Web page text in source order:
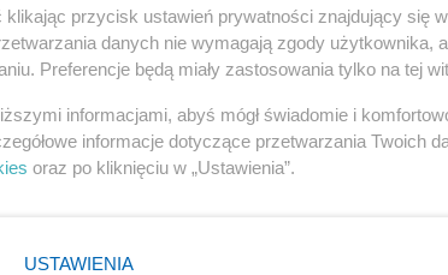
klikając przycisk ustawień prywatności znajdujący się
danych nie wymagają zgody użytkownika,
Preferencje będą miały zastosowania tylko na tej
informacjami, abyś mógł świadomie i
informacje dotyczące przetwarzania Twoich
oraz po kliknięciu w „Ustawienia”.
USTAWIENIA